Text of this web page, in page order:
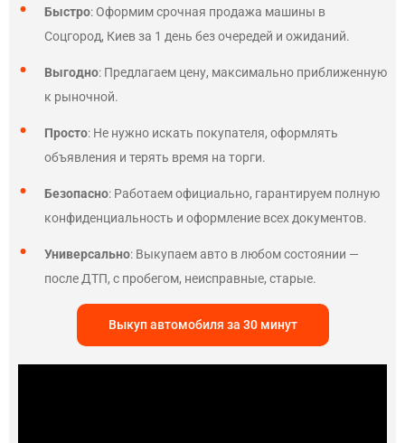
Быстро: Оформим срочная продажа машины в
Соцгород, Киев за 1 день без очередей и ожиданий.
Выгодно: Предлагаем цену, максимально приближенную
к рыночной.
Просто: Не нужно искать покупателя, оформлять
объявления и терять время на торги.
Безопасно: Работаем официально, гарантируем полную
конфиденциальность и оформление всех документов.
Универсально: Выкупаем авто в любом состоянии —
после ДТП, с пробегом, неисправные, старые.
Выкуп автомобиля за 30 минут